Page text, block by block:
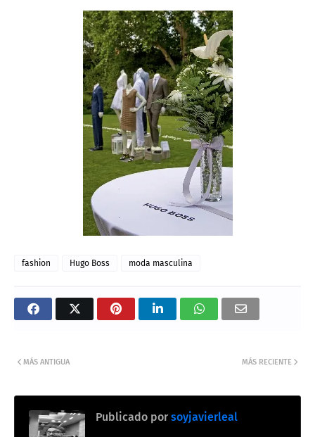
fashion Hugo Boss moda masculina
MÁS RECIENTE
MÁS ANTIGUA
Publicado por soyjavierleal